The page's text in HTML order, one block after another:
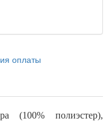
оплаты
(100% полиэстер),